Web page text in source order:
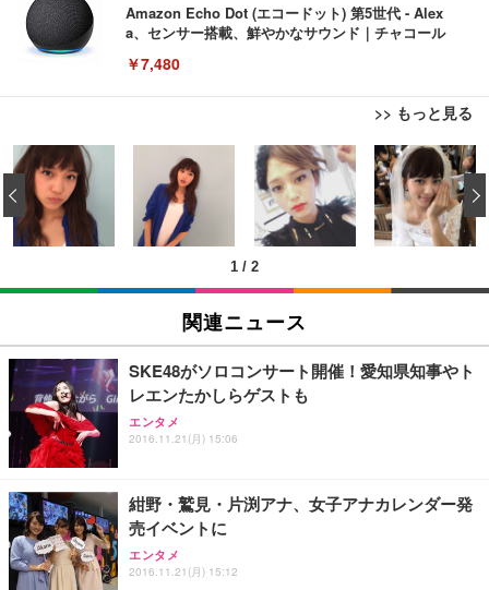
Amazon Echo Dot (エコードット) 第5世代 - Alex
a、センサー搭載、鮮やかなサウンド｜チャコール
￥7,480
>> もっと見る
[EdoErgo] オフィスチェア 椅子 テレワーク 疲れな
い 跳ね上げ式アームレスト コンパクト 約105度ロッ
キング pc 事務椅子 360度回転 座面昇降 強化ナイロ
ン樹脂ベース 通気性メッシュ 在宅ワーク H-WY01
(黒網+黒枠+黒足)
￥5,699
SIHOO B100 オフィスチェア／デスクチェア メッシ
ュチェア 人間工学 疲れない ブラック
￥27,999
Sezlife オフィスチェア デスクチェア 疲れない テレ
ワーク チェア 強化バックレスト 30度ロッキング機
能 人間工学 椅子 腰サポート 90度跳ね上げ式アーム
ョン PCチェア 通気性メッシュ ゲーミング/勉強/事
務用 おしゃれ パソコンチェア (ブラック)
Sezlife オフィスチェア デスクチェア 疲れない テレ
ワーク チェア 強化バックレスト 30度ロッキング機
能 人間工学 椅子 腰サポート 90度跳ね上げ式アーム
EIZO ビジネス向けプレミアムモニター | FlexScan
EV3240X-WT | 31.5型4K UHD・USB Type-C・ホワ
イト
￥105,595
EIZO ビジネス向けプレミアムモニター | FlexScan
￥109,572
【純正品】27"ゲーミングモニター DualSense 充電
フック付き（CFI-ZDM1J）
【整備済み品】Dell E2724HS 27インチ 液晶モニタ
ー フルHD（1920×1080）VA 非光沢 HDMI/DisplayP
ort/VGA スピーカー内蔵 高さ調整 スイベル VESA対
Amazonベーシック ペットシーツ 薄型 レギュラー 1
回使い捨て 無香料 ホワイト 300枚
￥3,373
Amazonベーシック ペットシーツ 厚型 ワイド 42枚
x2袋(84枚) ホワイト(吸収面:ライトブルー)
￥3,234
ネオ・ルーライフ ネオ・オムツ L 中型犬用 26枚入
り 単品
Smart Basic(スマートベーシック) 【Amazon.co.jp
限定】 Smart Basic アイリスオーヤマ ペットシーツ
超厚型 お徳用 ワイド 100枚入 (x 1) (ケース販売)
1 / 2
‹
関連ニュース
SKE48がソロコンサート開催！愛知県知事やト
レエンたかしらゲストも
エンタメ
2016.11.21(月) 15:06
紺野・鷲見・片渕アナ、女子アナカレンダー発
売イベントに
エンタメ
2016.11.21(月) 15:12